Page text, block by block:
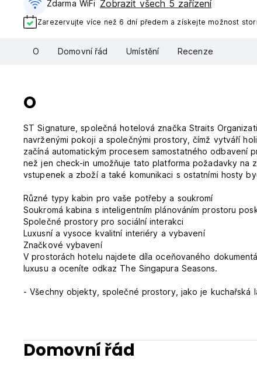
Zdarma WiFi Zobrazit všech 5 zařízení
Zarezervujte více než 6 dní předem a získejte možnost
O Domovní řád Umístění Recenze
O
ST Signature, společná hotelová značka Straits
navrženými pokoji a společnými prostory, čímž vytváří
začíná automatickým procesem samostatného odbavení
než jen check-in umožňuje tato platforma požadavky na
vstupenek a zboží a také komunikaci s ostatními hosty
Různé typy kabin pro vaše potřeby a soukromí
Soukromá kabina s inteligentním plánováním prostoru
Společné prostory pro sociální interakci
Luxusní a vysoce kvalitní interiéry a vybavení
Značkové vybavení
V prostorách hotelu najdete díla oceňovaného
luxusu a oceníte odkaz The Singapura Seasons.
- Všechny objekty, společné prostory, jako je kuchařská
Domovní řád